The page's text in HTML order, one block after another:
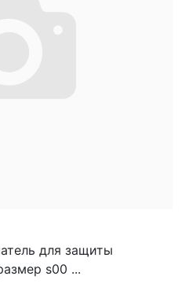
для защиты
s00 ...